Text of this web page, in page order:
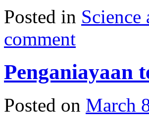
Posted in
comment
Penganiayaan
Posted on March